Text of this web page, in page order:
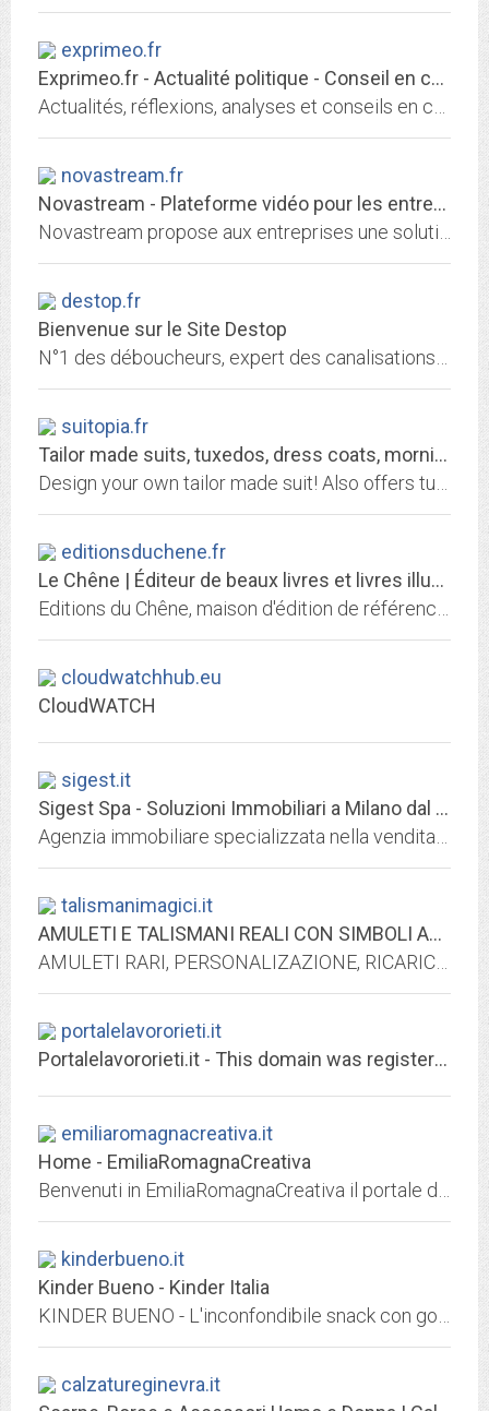
exprimeo.fr
Exprimeo.fr - Actualité politique - Conseil en communication publique,...
novastream.fr
Novastream - Plateforme vidéo pour les entreprises
destop.fr
Bienvenue sur le Site Destop
suitopia.fr
Tailor made suits, tuxedos, dress coats, morning coats, frock coats and...
editionsduchene.fr
Le Chêne | Éditeur de beaux livres et livres illustrés
cloudwatchhub.eu
CloudWATCH
sigest.it
Sigest Spa - Soluzioni Immobiliari a Milano dal 1989
talismanimagici.it
AMULETI E TALISMANI REALI CON SIMBOLI ANTICHI, PREZZI ONESTI - Portale...
portalelavororieti.it
Portalelavororieti.it - This domain was registered with Match.it
emiliaromagnacreativa.it
Home - EmiliaRomagnaCreativa
kinderbueno.it
Kinder Bueno - Kinder Italia
calzatureginevra.it